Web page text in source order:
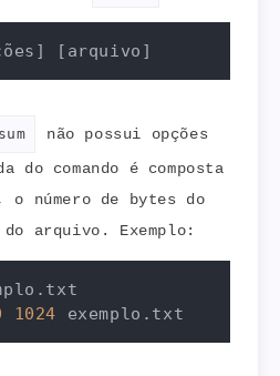
] [ arquivo ]
não possui opções
comando é composta
o número de bytes do
arquivo. Exemplo:
1024 exemplo.txt